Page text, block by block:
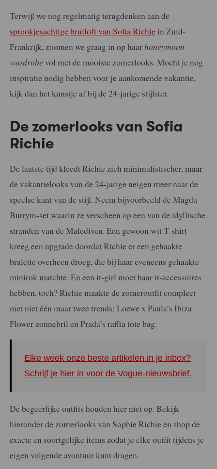
Terwijl we nog regelmatig terugdenken aan de
sprookjesachtige bruiloft van Sofia Richie in Zuid-
Frankrijk, zoomen we graag in op haarhoneymoon
wardrobe vol met de mooiste zomerlooks. Mocht je nog
inspiratie nodig hebben voor je aankomende vakantie,
kijk dan het kunstje af bij de 24-jarige stijlster.
De zomerlooks van Sofia
Richie
De laatste tijd kleedt Richie zich minimalistischer, maar
de vakantielooks van de 24-jarige neigen meer naar de
speelse kant van de stijl. Neem bijvoorbeeld de Magda
Butrym-set waarin ze verscheen op een van de idyllische
stranden van de Malediven. Een gewoon wit T-shirt
kreeg een upgrade doordat Richie er een gehaakte
bralette overheen droeg, die bij haar eveneens gehaakte
minirok matchte. En een it-girl moet haar it-accessoires
hebben, toch? Richie maakte de zomeroutfit compleet
met niet één maar twee trends: Loewe x Paula’s Ibiza
Flower zonnebril en Prada’s raffia tote bag.
Elke week onze beste artikelen in je inbox?
Schrijf je hier in voor de Vogue-nieuwsbrief.
De begeerlijke outfits houden hier niet op. Bekijk
hieronder de zomerlooks van Sophie Richie en shop de
exacte en soortgelijke items zodat je elke outfit tijdens je
eigen volgende avontuur kunt dragen.